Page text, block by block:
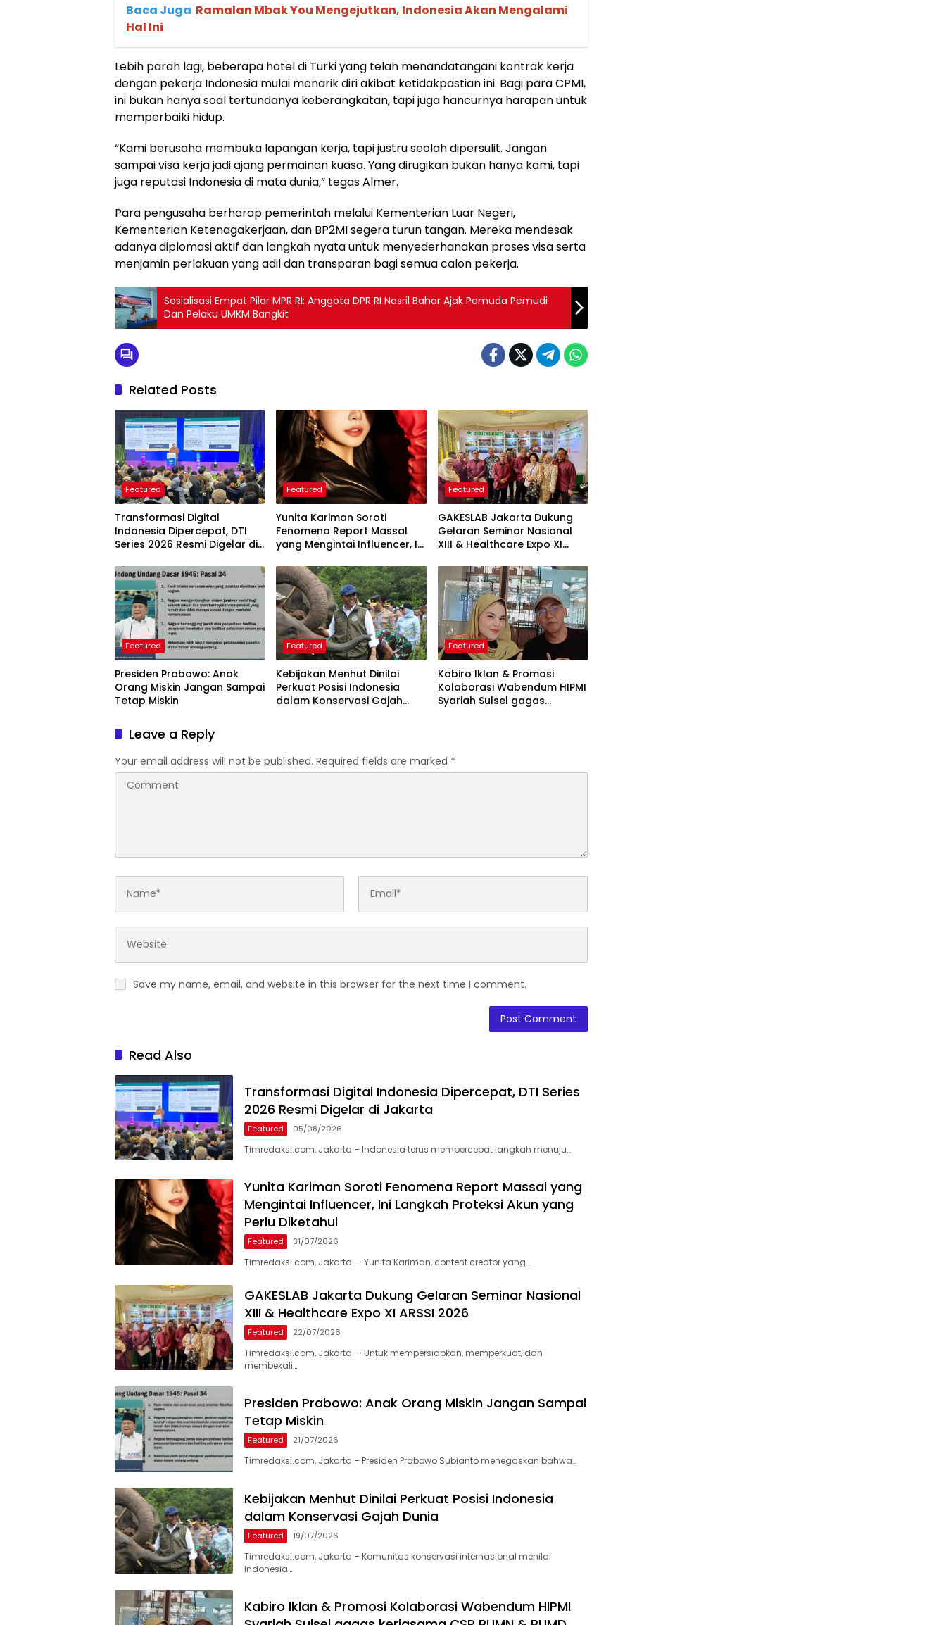
Baca Juga Ramalan Mbak You Mengejutkan, Indonesia Akan Mengalami
Hal Ini
Lebih parah lagi, beberapa hotel di Turki yang telah menandatangani kontrak kerja
dengan pekerja Indonesia mulai menarik diri akibat ketidakpastian ini. Bagi para CPMI,
ini bukan hanya soal tertundanya keberangkatan, tapi juga hancurnya harapan untuk
memperbaiki hidup.
“Kami berusaha membuka lapangan kerja, tapi justru seolah dipersulit. Jangan
sampai visa kerja jadi ajang permainan kuasa. Yang dirugikan bukan hanya kami, tapi
juga reputasi Indonesia di mata dunia,” tegas Almer.
Para pengusaha berharap pemerintah melalui Kementerian Luar Negeri,
Kementerian Ketenagakerjaan, dan BP2MI segera turun tangan. Mereka mendesak
adanya diplomasi aktif dan langkah nyata untuk menyederhanakan proses visa serta
menjamin perlakuan yang adil dan transparan bagi semua calon pekerja.
Sosialisasi Empat Pilar MPR RI: Anggota DPR RI Nasril Bahar Ajak Pemuda Pemudi
Dan Pelaku UMKM Bangkit
Related Posts
Featured
Transformasi Digital
Indonesia Dipercepat, DTI
Series 2026 Resmi Digelar di
Featured
Yunita Kariman Soroti
Fenomena Report Massal
yang Mengintai Influencer, Ini
Perlu Diketahui
Featured
GAKESLAB Jakarta Dukung
Gelaran Seminar Nasional
XIII & Healthcare Expo XI
Featured
Presiden Prabowo: Anak
Orang Miskin Jangan Sampai
Tetap Miskin
Featured
Kebijakan Menhut Dinilai
Perkuat Posisi Indonesia
dalam Konservasi Gajah
Featured
Kabiro Iklan & Promosi
Kolaborasi Wabendum HIPMI
Syariah Sulsel gagas
Leave a Reply
Your email address will not be published. Required fields are marked *
Save my name, email, and website in this browser for the next time I comment.
Read Also
Transformasi Digital Indonesia Dipercepat, DTI Series
2026 Resmi Digelar di Jakarta
Featured 05/08/2026
Timredaksi.com, Jakarta – Indonesia terus mempercepat langkah menuju…
Yunita Kariman Soroti Fenomena Report Massal yang
Mengintai Influencer, Ini Langkah Proteksi Akun yang
Perlu Diketahui
Featured 31/07/2026
Timredaksi.com, Jakarta — Yunita Kariman, content creator yang…
GAKESLAB Jakarta Dukung Gelaran Seminar Nasional
XIII & Healthcare Expo XI ARSSI 2026
Featured 22/07/2026
Timredaksi.com, Jakarta – Untuk mempersiapkan, memperkuat, dan
membekali…
Presiden Prabowo: Anak Orang Miskin Jangan Sampai
Tetap Miskin
Featured 21/07/2026
Timredaksi.com, Jakarta – Presiden Prabowo Subianto menegaskan bahwa…
Kebijakan Menhut Dinilai Perkuat Posisi Indonesia
dalam Konservasi Gajah Dunia
Featured 19/07/2026
Timredaksi.com, Jakarta – Komunitas konservasi internasional menilai
Indonesia…
Kabiro Iklan & Promosi Kolaborasi Wabendum HIPMI